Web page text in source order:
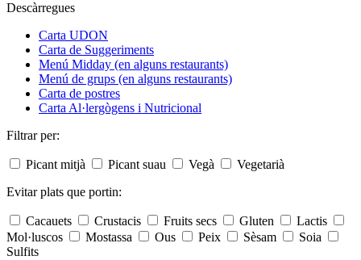
Descàrregues
Carta UDON
Carta de Suggeriments
Menú Midday (en alguns restaurants)
Menú de grups (en alguns restaurants)
Carta de postres
Carta Al·lergògens i Nutricional
Filtrar per:
Picant mitjà Picant suau Vegà
Vegetarià
Evitar plats que portin:
Cacauets Crustacis Fruits secs Gluten
Lactis
Mol·luscos
Mostassa Ous Peix Sèsam
Soia
Sulfits